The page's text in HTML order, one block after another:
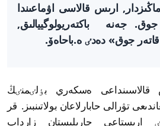
ارىس قالاسى اۋماعىندا
جوق. جەنە باكتەريولوگييالىق,
جوق» دەدٸ ە.باحاەۆ.
ەسكەري بٶلٸمنٸڭ
تۋرالى حابارلاعان بولاتىنبىز. قر
ارىستاعى جارىلىستان زارداپ